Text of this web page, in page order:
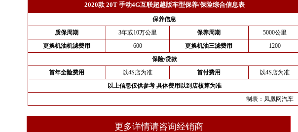
2020款 20T 手动4G互联超越版车型保养/保险综合信息表
保养信息
质保周期
3年或10万公里 保养周期
5000公里
更换机油机滤费用
600 更换机油三滤费用
1200
保险/贷款
首年全险费用
以4S店为准 首付费用
以4S店为准
以上信息仅供参考 具体费用以到店核算为准
制表： 凤凰网汽车
更多详情请咨询经销商